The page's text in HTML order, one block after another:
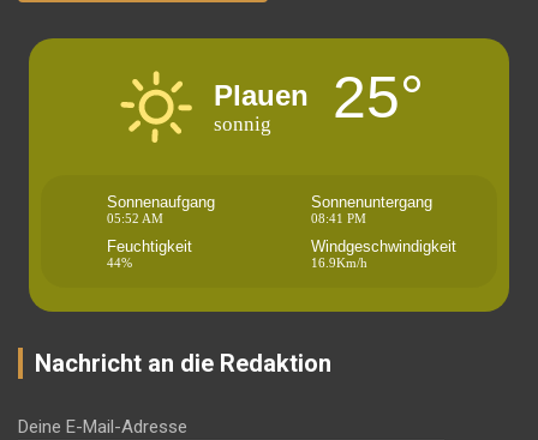
Plauen
sonnig 25°
Sonnenaufgang
05:52 AM
Sonnenuntergang
08:41 PM
Feuchtigkeit
44%
Windgeschwindigkeit
16.9Km/h
Nachricht an die Redaktion
Deine E-Mail-Adresse